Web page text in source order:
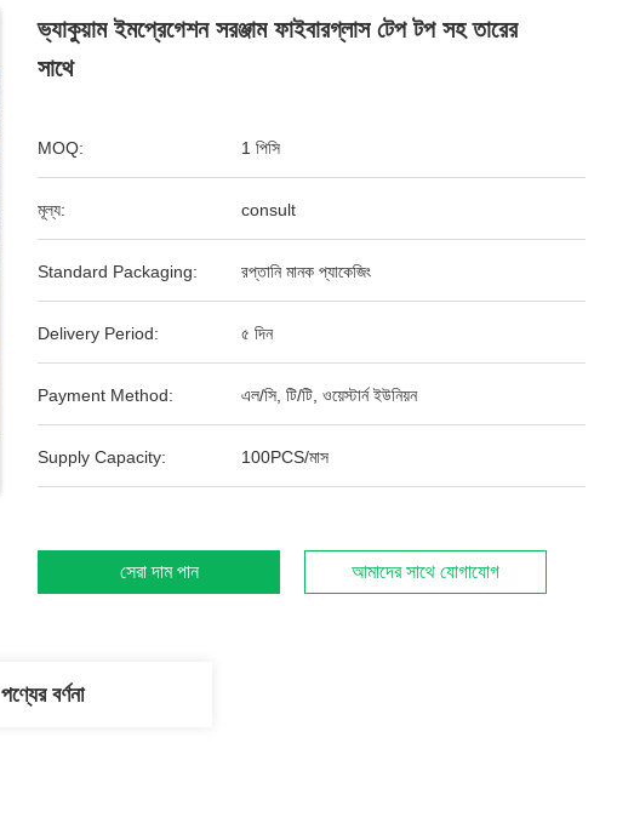
ভ্যাকুয়াম ইমপ্রেগেশন সরঞ্জাম ফাইবারগ্লাস টেপ টপ সহ তারের
সাথে
MOQ: 1 পিসি
মূল্য: consult
Standard Packaging: রপ্তানি মানক প্যাকেজিং
Delivery Period: ৫ দিন
Payment Method: এল/সি, টি/টি, ওয়েস্টার্ন ইউনিয়ন
Supply Capacity: 100PCS/মাস
সেরা দাম পান আমাদের সাথে যোগাযোগ
পণ্যের বর্ণনা